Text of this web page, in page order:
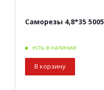
Саморезы 4,8*35 5005
есть в наличии
В корзину